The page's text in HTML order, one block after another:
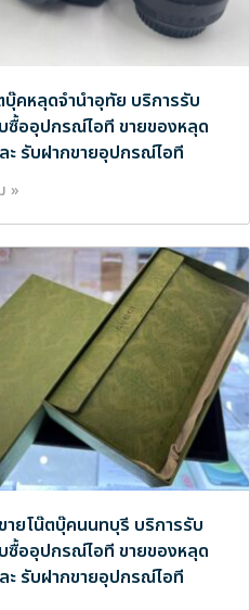
บุ๊คหลุดจำนำอุทัย บริการรับ
ซื้ออุปกรณ์ไอที ขายของหลุด
ะ รับฝากขายอุปกรณ์ไอที
»
ายโน๊ตบุ๊คนนทบุรี บริการรับ
ซื้ออุปกรณ์ไอที ขายของหลุด
ะ รับฝากขายอุปกรณ์ไอที